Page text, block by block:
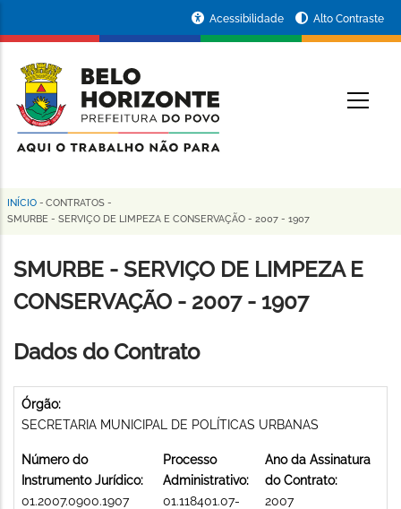
conteúdo
principal
da
Prefeitura
de
Horizonte
Acessibilidade Alto Contraste
Trilha
navegação
INÍCIO - CONTRATOS -
SMURBE - SERVIÇO DE LIMPEZA E CONSERVAÇÃO - 2007 - 1907
SMURBE - SERVIÇO DE LIMPEZA E
CONSERVAÇÃO - 2007 - 1907
Dados do Contrato
Órgão:
SECRETARIA MUNICIPAL DE POLÍTICAS URBANAS
Número do
Instrumento Jurídico:
01.2007.0900.1907
Processo
Administrativo:
01.118401.07-
Ano da Assinatura
do Contrato:
2007